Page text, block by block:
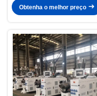
PPR
Obtenha o melhor preço